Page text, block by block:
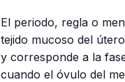
El periodo, regla o
tejido mucoso del
y corresponde a la
cuando el óvulo del